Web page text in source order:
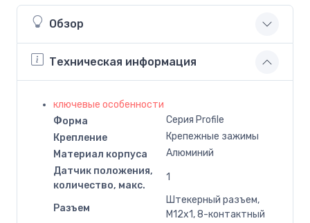
Обзор
Техническая информация
ключевые особенности
Форма
Серия Profile
Крепление
Крепежные зажимы
Материал корпуса
Алюминий
Датчик положения,
количество, макс.
1
Разъем
Штекерный разъем,
M12x1, 8-контактный